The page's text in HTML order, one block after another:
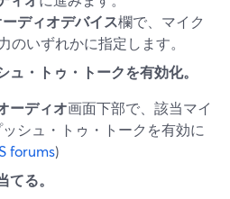
ディオデバイス欄で、マイク
のいずれかに指定します。
ュ・トゥ・トークを有効化。
ーディオ画面下部で、該当マイ
シュ・トゥ・トークを有効に
forums)
る。